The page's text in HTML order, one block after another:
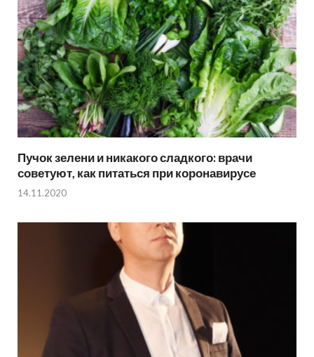
Пучок зелени и никакого сладкого: врачи
советуют, как питаться при коронавирусе
14.11.2020